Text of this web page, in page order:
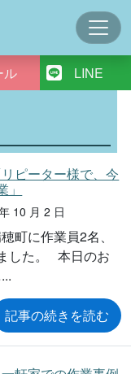
ル LINE
ピーター様で、今
10 月 2 日
町に作業員2名、
した。 本日のお
記事の続きを読む